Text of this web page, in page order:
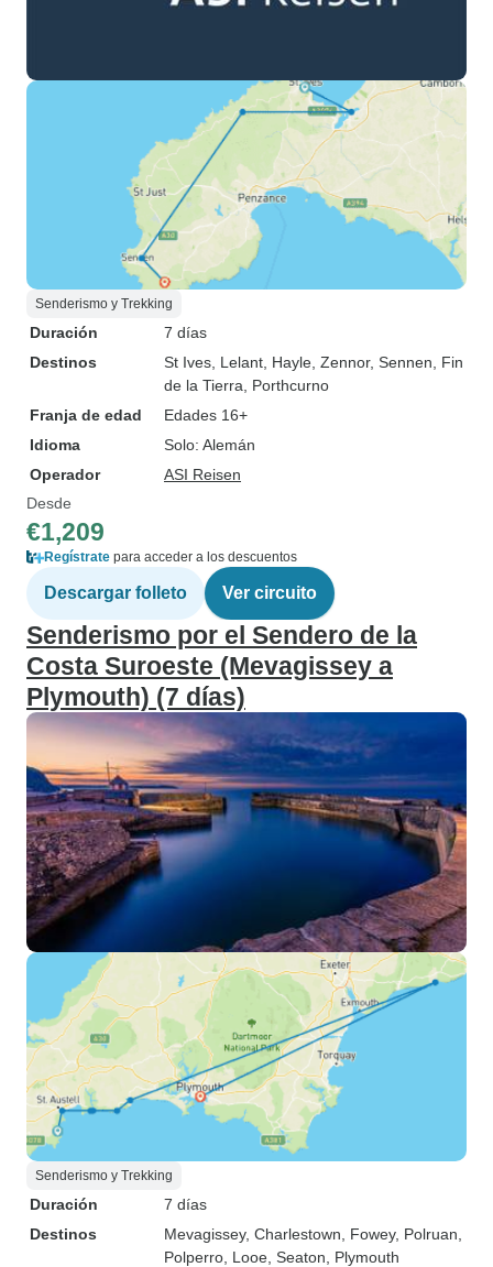
Senderismo y Trekking
Duración
7 días
Destinos
St Ives , Lelant , Hayle , Zennor, Sennen , Fin
de la Tierra , Porthcurno
Franja de edad
Edades 16+
Idioma
Solo: Alemán
Operador
ASI Reisen
Desde
€1,209
Regístrate para acceder a los descuentos
Descargar folleto Ver circuito
Senderismo por el Sendero de la
Costa Suroeste (Mevagissey a
Plymouth) (7 días)
Senderismo y Trekking
Duración
7 días
Destinos
Mevagissey, Charlestown , Fowey, Polruan
Polperro , Looe , Seaton , Plymouth